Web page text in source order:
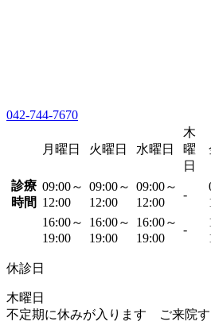
042-744-7670
月曜日 火曜日 水曜日
木
曜
日
診療
時間
09:00～
12:00
09:00～
12:00
09:00～
12:00
-
16:00～
19:00
16:00～
19:00
16:00～
19:00
-
休診日
木曜日
不定期に休みが入ります ご来院